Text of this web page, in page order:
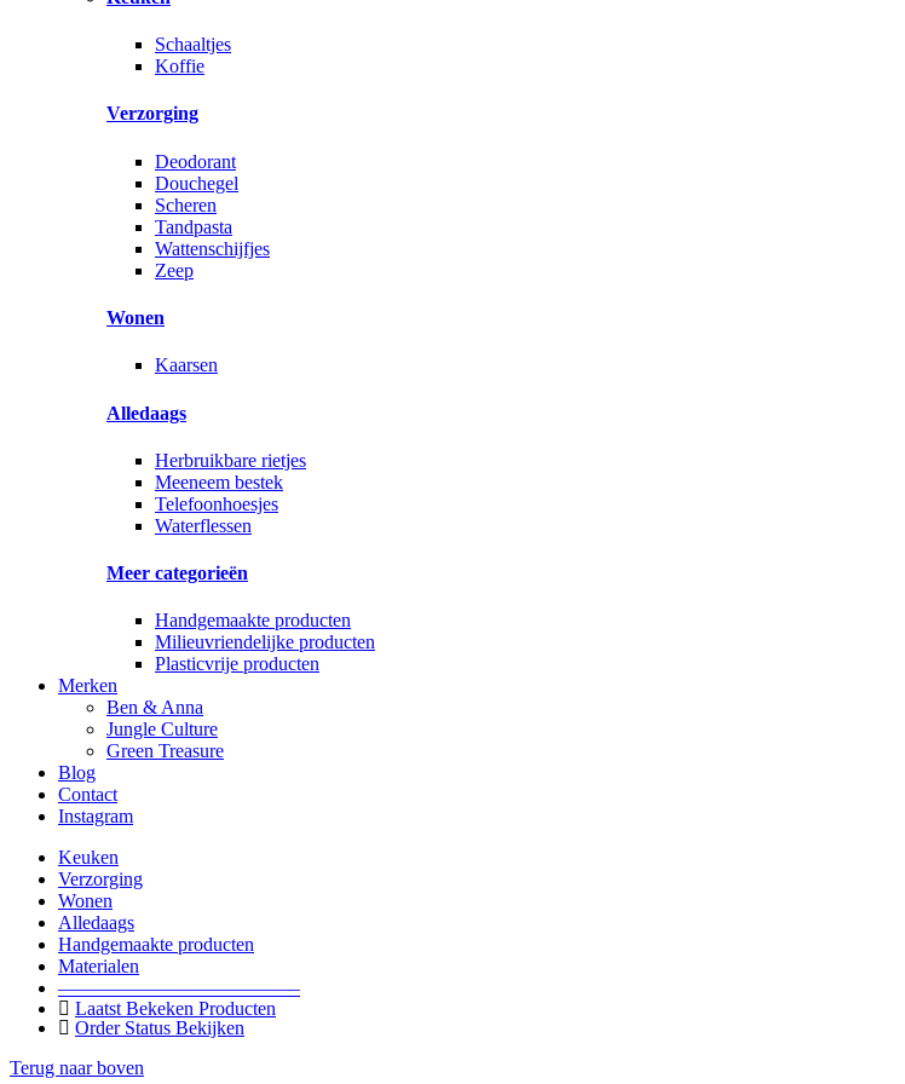
Schaaltjes
Koffie
Verzorging
Deodorant
Douchegel
Scheren
Tandpasta
Wattenschijfjes
Zeep
Wonen
Kaarsen
Alledaags
Herbruikbare rietjes
Meeneem bestek
Telefoonhoesjes
Waterflessen
Meer categorieën
Handgemaakte producten
Milieuvriendelijke producten
Plasticvrije producten
Merken
Ben & Anna
Jungle Culture
Green Treasure
Blog
Contact
Instagram
Keuken
Verzorging
Wonen
Alledaags
Handgemaakte producten
Materialen
————————————–
Laatst Bekeken Producten
Order Status Bekijken
Terug naar boven